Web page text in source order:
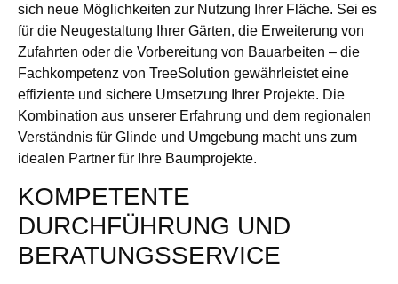
sich neue Möglichkeiten zur Nutzung Ihrer Fläche. Sei es
für die Neugestaltung Ihrer Gärten, die Erweiterung von
Zufahrten oder die Vorbereitung von Bauarbeiten – die
Fachkompetenz von TreeSolution gewährleistet eine
effiziente und sichere Umsetzung Ihrer Projekte. Die
Kombination aus unserer Erfahrung und dem regionalen
Verständnis für Glinde und Umgebung macht uns zum
idealen Partner für Ihre Baumprojekte.
KOMPETENTE
DURCHFÜHRUNG UND
BERATUNGSSERVICE